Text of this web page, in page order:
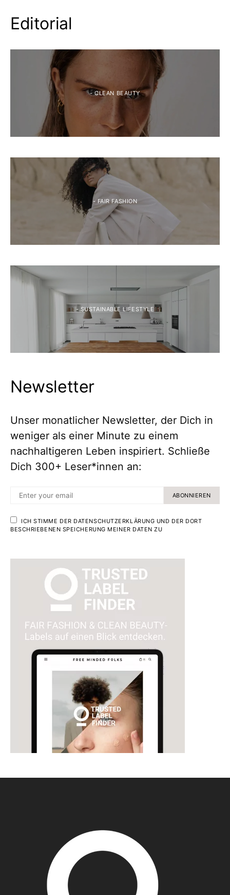
Editorial
- CLEAN BEAUTY
- FAIR FASHION
- SUSTAINABLE LIFESTYLE
Newsletter
Unser monatlicher Newsletter, der Dich in
weniger als einer Minute zu einem
nachhaltigeren Leben inspiriert. Schließe
Dich 300+ Leser*innen an:
ABONNIEREN
ICH STIMME DER DATENSCHUTZERKLÄRUNG UND DER DORT
BESCHRIEBENEN SPEICHERUNG MEINER DATEN ZU